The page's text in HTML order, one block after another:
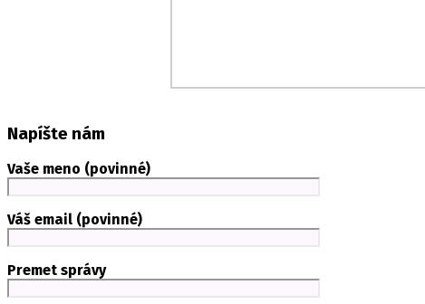
Napíšte nám
Vaše meno (povinné)
Váš email (povinné)
Premet správy